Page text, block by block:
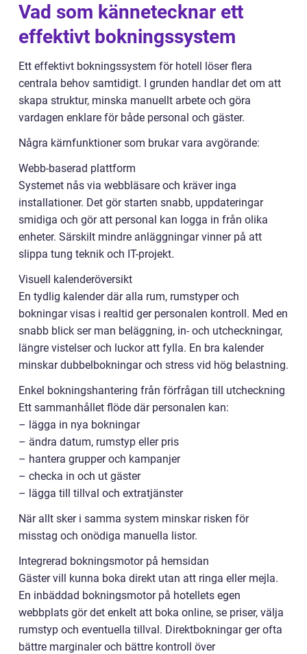
Vad som kännetecknar ett
effektivt bokningssystem
Ett effektivt bokningssystem för hotell löser flera
centrala behov samtidigt. I grunden handlar det om att
skapa struktur, minska manuellt arbete och göra
vardagen enklare för både personal och gäster.
Några kärnfunktioner som brukar vara avgörande:
Webb-baserad plattform
Systemet nås via webbläsare och kräver inga
installationer. Det gör starten snabb, uppdateringar
smidiga och gör att personal kan logga in från olika
enheter. Särskilt mindre anläggningar vinner på att
slippa tung teknik och IT-projekt.
Visuell kalenderöversikt
En tydlig kalender där alla rum, rumstyper och
bokningar visas i realtid ger personalen kontroll. Med en
snabb blick ser man beläggning, in- och utcheckningar,
längre vistelser och luckor att fylla. En bra kalender
minskar dubbelbokningar och stress vid hög belastning.
Enkel bokningshantering från förfrågan till utcheckning
Ett sammanhållet flöde där personalen kan:
– lägga in nya bokningar
– ändra datum, rumstyp eller pris
– hantera grupper och kampanjer
– checka in och ut gäster
– lägga till tillval och extratjänster
När allt sker i samma system minskar risken för
misstag och onödiga manuella listor.
Integrerad bokningsmotor på hemsidan
Gäster vill kunna boka direkt utan att ringa eller mejla.
En inbäddad bokningsmotor på hotellets egen
webbplats gör det enkelt att boka online, se priser, välja
rumstyp och eventuella tillval. Direktbokningar ger ofta
bättre marginaler och bättre kontroll över